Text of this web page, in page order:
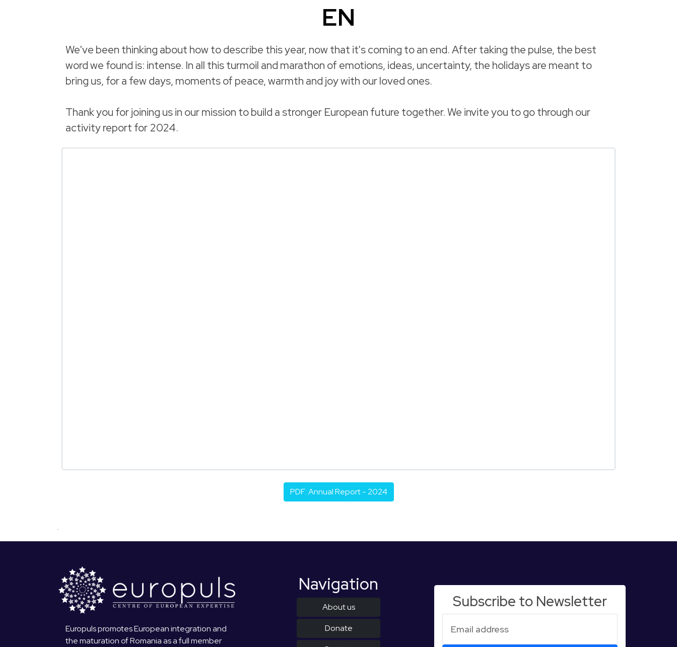
EN
We've been thinking about how to describe this year, now that it's coming to an end. After taking the pulse, the best
word we found is: intense. In all this turmoil and marathon of emotions, ideas, uncertainty, the holidays are meant to
bring us, for a few days, moments of peace, warmth and joy with our loved ones.
Thank you for joining us in our mission to build a stronger European future together. We invite you to go through our
activity report for 2024.
PDF: Annual Report - 2024
.
Europuls promotes European integration and
the maturation of Romania as a full member
Navigation
About us
Donate
Subscribe to Newsletter